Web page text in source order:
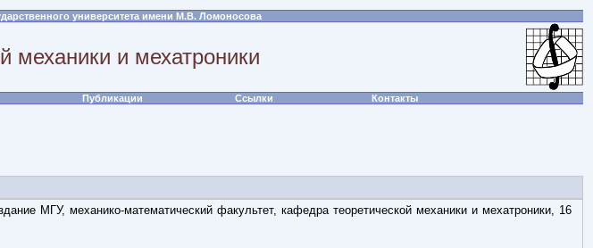
университета имени М.В. Ломоносова
механики и мехатроники
Публикации Ссылки Контакты
МГУ, механико-математический факультет, кафедра теоретической механики и мехатроники, 16